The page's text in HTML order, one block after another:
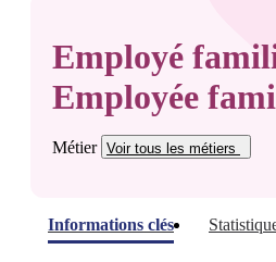
Employé
Employée
Métier Voir tous les métiers
Informations clés